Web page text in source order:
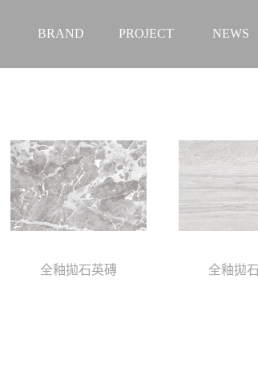
BRAND PROJECT NEWS
全釉拋石英磚 全釉拋